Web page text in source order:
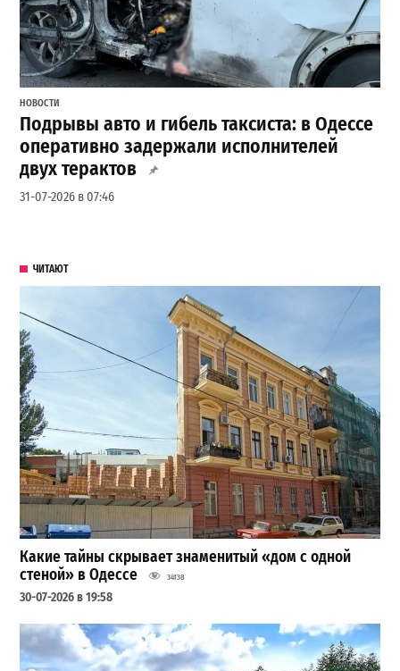
НОВОСТИ
Подрывы авто и гибель таксиста: в Одессе
оперативно задержали исполнителей
двух терактов
31-07-2026 в 07:46
ЧИТАЮТ
Какие тайны скрывает знаменитый «дом с одной
стеной» в Одессе
34138
30-07-2026 в 19:58